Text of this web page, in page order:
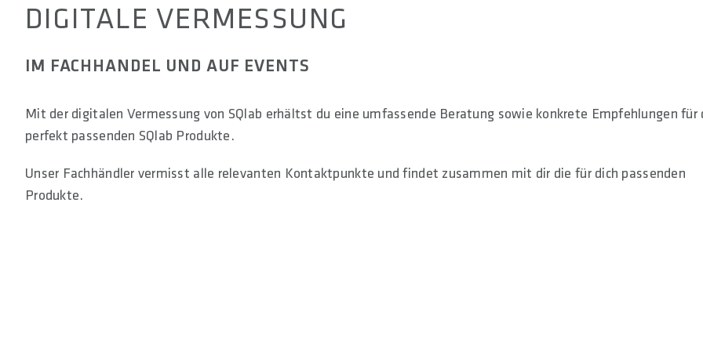
DIGITALE VERMESSUNG
IM FACHHANDEL UND AUF EVENTS
Mit der digitalen Vermessung von SQlab erhältst du eine umfassende Beratung sowie konkrete Empfehlungen für
perfekt passenden SQlab Produkte.
Unser Fachhändler vermisst alle relevanten Kontaktpunkte und findet zusammen mit dir die für dich passenden
Produkte.